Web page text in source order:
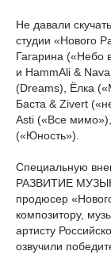
Не давали
студии «Нового
Гагарина («Небо
и HammAli &
(Dreams), Ёлка
Баста & Zivert
Asti («Все
(«Юность»).
Специальную
РАЗВИТИЕ
продюсер
композитору,
артисту
озвучили